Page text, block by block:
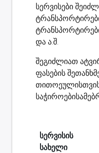
სერვისები
და ა.შ.
შეგიძლიათ
ფასების
სერვისის
სახელი